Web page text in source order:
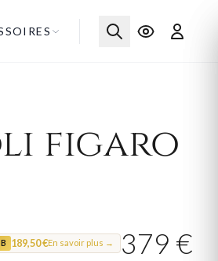
figaro
189,50 €En savoir plus → 379 €